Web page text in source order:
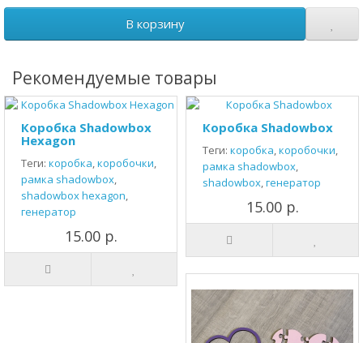
В корзину
Рекомендуемые товары
Коробка Shadowbox
Hexagon
Теги: коробка,коробочки,
рамка shadowbox,
shadowbox hexagon,
генератор
15.00 р.
Коробка Shadowbox
Теги: коробка,коробочки,
рамка shadowbox,
shadowbox,генератор
15.00 р.